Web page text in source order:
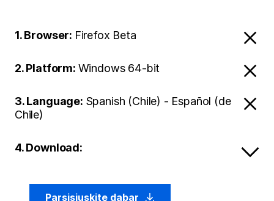
1. Browser: Firefox Beta
2. Platform: Windows 64-bit
3. Language: Spanish (Chile) - Español (de
Chile)
4. Download:
Parsisiųskite dabar